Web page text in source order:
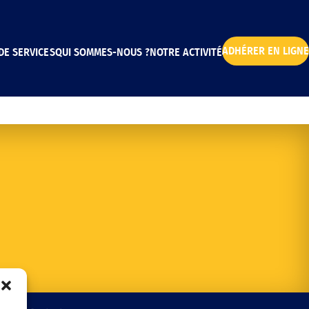
SERVICESQUI SOMMES-NOUS ?NOTRE ACTIVITÉADHÉRER EN LIGNE